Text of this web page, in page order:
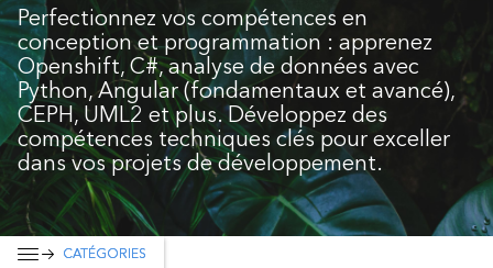
Perfectionnez vos compétences en
conception et programmation : apprenez
Openshift, C#, analyse de données avec
Python, Angular (fondamentaux et avancé),
CEPH, UML2 et plus. Développez des
compétences techniques clés pour exceller
dans vos projets de développement.
CATÉGORIES